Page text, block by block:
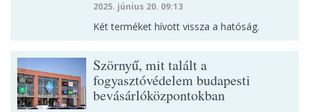
2025. június 20. 09:13
Két terméket hívott vissza a hatóság.
Szörnyű, mit talált a
fogyasztóvédelem budapesti
bevásárlóközpontokban